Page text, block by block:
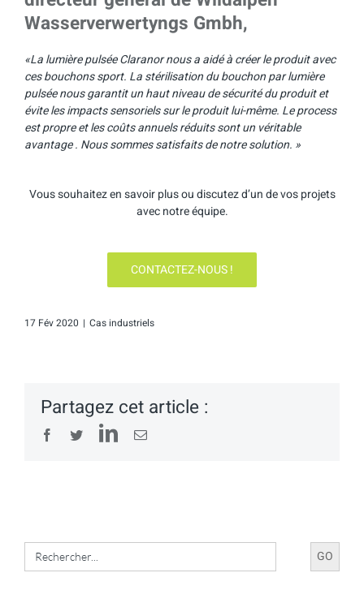
Wasserverwertyngs Gmbh,
«La lumière pulsée Claranor nous a aidé à créer le produit avec
ces bouchons sport. La stérilisation du bouchon par lumière
pulsée nous garantit un haut niveau de sécurité du produit et
évite les impacts sensoriels sur le produit lui-même. Le process
est propre et les coûts annuels réduits sont un véritable
avantage . Nous sommes satisfaits de notre solution. »
Vous souhaitez en savoir plus ou discutez d’un de vos projets
avec notre équipe.
CONTACTEZ-NOUS !
17 Fév 2020 | Cas industriels
Partagez cet article :
FacebookTwitterLinkedIn
Email
Search
for: